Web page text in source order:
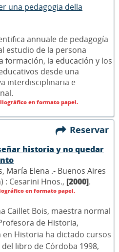
una pedagogia della
annuale de pedagogía
estudio de la persona
formación, la educación y los
desde una
interdisciplinaria e
en formato papel.
Reservar
historia y no quedar
María Elena .- Buenos Aires
: Cesarini Hnos., [2000].
en formato papel.
Caillet Bois, maestra normal
de Historia,
en Historia ha dictado cursos
del libro de Córdoba 1998,